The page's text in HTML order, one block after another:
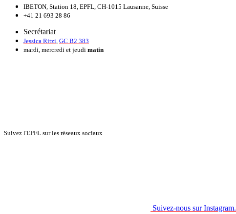
IBETON, Station 18, EPFL, CH-1015 Lausanne, Suisse
+41 21 693 28 86
Secrétariat
Jessica Ritzi GC B2 383
mardi, mercredi et jeudi matin
Suivez l'EPFL sur les réseaux sociaux
Suivez-nous sur Instagram.